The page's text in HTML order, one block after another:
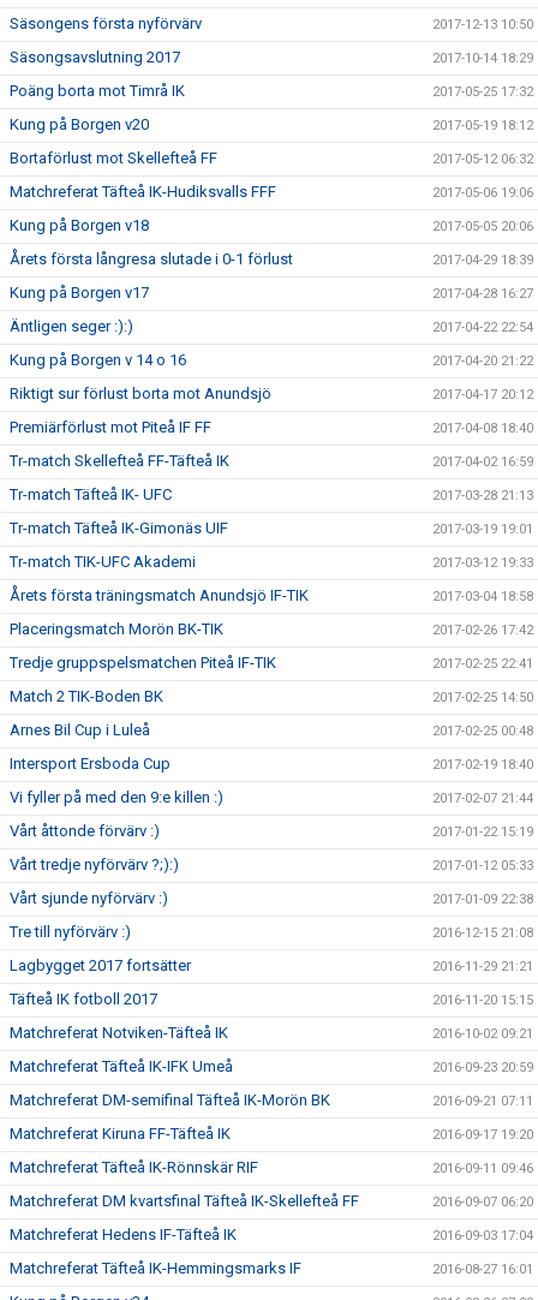
Säsongens första nyförvärv 2017-12-13 10:50
Säsongsavslutning 2017 2017-10-14 18:29
Poäng borta mot Timrå IK 2017-05-25 17:32
Kung på Borgen v20 2017-05-19 18:12
Bortaförlust mot Skellefteå FF 2017-05-12 06:32
Matchreferat Täfteå IK-Hudiksvalls FFF 2017-05-06 19:06
Kung på Borgen v18 2017-05-05 20:06
Årets första långresa slutade i 0-1 förlust 2017-04-29 18:39
Kung på Borgen v17 2017-04-28 16:27
Äntligen seger :):) 2017-04-22 22:54
Kung på Borgen v 14 o 16 2017-04-20 21:22
Riktigt sur förlust borta mot Anundsjö 2017-04-17 20:12
Premiärförlust mot Piteå IF FF 2017-04-08 18:40
Tr-match Skellefteå FF-Täfteå IK 2017-04-02 16:59
Tr-match Täfteå IK- UFC 2017-03-28 21:13
Tr-match Täfteå IK-Gimonäs UIF 2017-03-19 19:01
Tr-match TIK-UFC Akademi 2017-03-12 19:33
Årets första träningsmatch Anundsjö IF-TIK 2017-03-04 18:58
Placeringsmatch Morön BK-TIK 2017-02-26 17:42
Tredje gruppspelsmatchen Piteå IF-TIK 2017-02-25 22:41
Match 2 TIK-Boden BK 2017-02-25 14:50
Arnes Bil Cup i Luleå 2017-02-25 00:48
Intersport Ersboda Cup 2017-02-19 18:40
Vi fyller på med den 9:e killen :) 2017-02-07 21:44
Vårt åttonde förvärv :) 2017-01-22 15:19
Vårt tredje nyförvärv ?;):) 2017-01-12 05:33
Vårt sjunde nyförvärv :) 2017-01-09 22:38
Tre till nyförvärv :) 2016-12-15 21:08
Lagbygget 2017 fortsätter 2016-11-29 21:21
Täfteå IK fotboll 2017 2016-11-20 15:15
Matchreferat Notviken-Täfteå IK 2016-10-02 09:21
Matchreferat Täfteå IK-IFK Umeå 2016-09-23 20:59
Matchreferat DM-semifinal Täfteå IK-Morön BK 2016-09-21 07:11
Matchreferat Kiruna FF-Täfteå IK 2016-09-17 19:20
Matchreferat Täfteå IK-Rönnskär RIF 2016-09-11 09:46
Matchreferat DM kvartsfinal Täfteå IK-Skellefteå FF 2016-09-07 06:20
Matchreferat Hedens IF-Täfteå IK 2016-09-03 17:04
Matchreferat Täfteå IK-Hemmingsmarks IF 2016-08-27 16:01